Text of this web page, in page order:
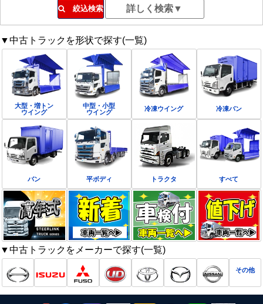
絞込検索
▼中古トラックを形状で探す(一覧)
大型・増トン
ウイング
中型・小型
ウイング
冷凍ウイング 冷凍バン
バン 平ボディ トラクタ すべて
▼中古トラックをメーカーで探す(一覧)
その他